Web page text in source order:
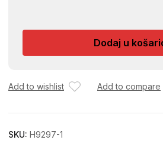
SET
180W
Dodaj u
Add to wishlist Add to compare
SKU: H9297-1